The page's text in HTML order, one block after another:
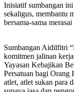
Inisiatif sumbangan
sekaligus, membantu
bersama-sama
Sumbangan Aidilfitri
komitmen jalinan
Yayasan Kebajikan
Persatuan bagi Orang
atlet, atlet sukan para